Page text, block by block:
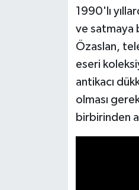
1990'lı
ve satmaya
Özaslan,
eseri
antikacı
olması
birbirinden
Yeme-İçme